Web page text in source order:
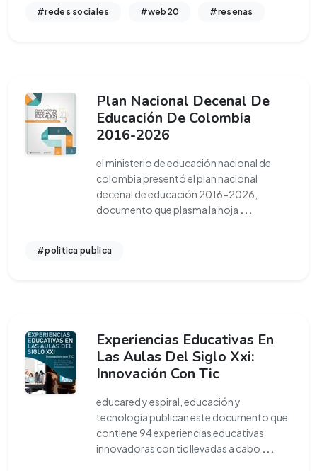
#redes sociales #web20 #resenas
Plan Nacional Decenal De
Educación De Colombia
2016-2026
el ministerio de educación nacional de
colombia presentó el plan nacional
decenal de educación 2016-2026,
documento que plasma la hoja ...
#politica publica
Experiencias Educativas En
Las Aulas Del Siglo Xxi:
Innovación Con Tic
educared y espiral, educación y
tecnología publican este documento que
contiene 94 experiencias educativas
innovadoras con tic llevadas a cabo ...